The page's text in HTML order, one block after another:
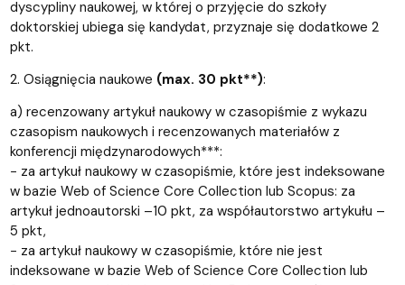
dyscypliny naukowej, w której o przyjęcie do szkoły
doktorskiej ubiega się kandydat, przyznaje się dodatkowe 2
pkt.
2. Osiągnięcia naukowe (max. 30 pkt**):
a) recenzowany artykuł naukowy w czasopiśmie z wykazu
czasopism naukowych i recenzowanych materiałów z
konferencji międzynarodowych***:
− za artykuł naukowy w czasopiśmie, które jest indeksowane
w bazie Web of Science Core Collection lub Scopus: za
artykuł jednoautorski –10 pkt, za współautorstwo artykułu –
5 pkt,
− za artykuł naukowy w czasopiśmie, które nie jest
indeksowane w bazie Web of Science Core Collection lub